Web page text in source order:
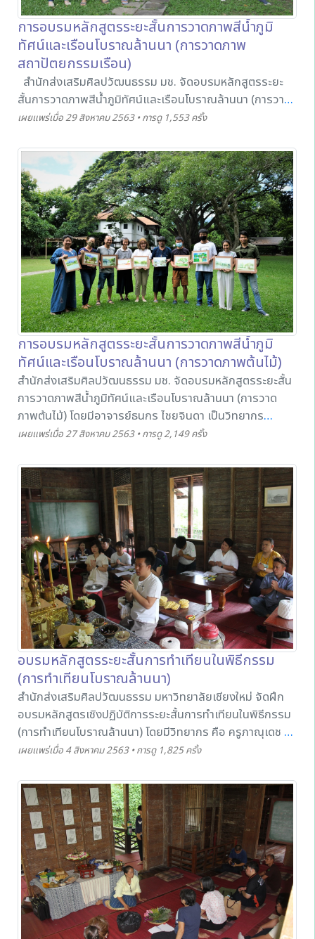
การอบรมหลักสูตรระยะสั้นการวาดภาพสีน้ำภูมิ
ทัศน์และเรือนโบราณล้านนา (การวาดภาพ
สถาปัตยกรรมเรือน)
สั้นการวาดภาพสีน้ำภูมิทัศน์และเรือนโบราณล้านนา (การวาด
ภาพสถาปัตยกรรมเรือน) โดยมีอาจารย์ธนกร ไชยจินดา เป็น
ของการวาดภาพสถาปัตยกรรมเรือนโดยใช้สีน้ำให้กับผู้เข้าร่วม
อบรมในโครงการดังกล่าว เพื่อให้ผู้เข้าร่วมอบรมนำความรู้ที่
ได้ไปต่อยอดด้านงานอดิเรก การเรียนการสอน และประยุกต์
ใช้ด้านอาชีพต่อไป ณ พิพิธภัณฑ์เรือนโบราณล้านนา สำนักส่ง
เสริมศิลปวัฒนธรรม มช. ในวันที่ 28 สิงหาคม 2563
เผยแพร่เมื่อ 29 สิงหาคม 2563 • การดู 1,553 ครั้ง
การอบรมหลักสูตรระยะสั้นการวาดภาพสีน้ำภูมิ
ทัศน์และเรือนโบราณล้านนา (การวาดภาพต้นไม้)
สำนักส่งเสริมศิลปวัฒนธรรม มช. จัดอบรมหลักสูตรระยะสั้น
การวาดภาพสีน้ำภูมิทัศน์และเรือนโบราณล้านนา (การวาด
ภาพต้นไม้) โดยมีอาจารย์ธนกร ไชยจินดา เป็นวิทยากร
ถ่ายทอดหลักการ เทคนิค การวาดภาพต้นไม้โดยใช้สีน้ำให้กับผู้
ความรู้ที่ได้ไปต่อยอดด้านงานอดิเรก การเรียนการสอน และ
ประยุกต์ใช้ด้านอาชีพต่อไป ณ พิพิธภัณฑ์เรือนโบราณล้านนา
สำนักส่งเสริมศิลปวัฒนธรรม มช. ในวันที่ 27 สิงหาคม 2563
เผยแพร่เมื่อ 27 สิงหาคม 2563 • การดู 2,149 ครั้ง
อบรมหลักสูตรระยะสั้นการทำเทียนในพิธีกรรม
(การทำเทียนโบราณล้านนา)
สำนักส่งเสริมศิลปวัฒนธรรม มหาวิทยาลัยเชียงใหม่ จัดฝึก
อบรมหลักสูตรเชิงปฏิบัติการระยะสั้นการทำเทียนในพิธีกรรม
(การทำเทียนโบราณล้านนา) โดยมีวิทยากร คือ ครูภาณุเดช อา
ภิชัย เป็นผู้ถ่ายทอดองค์ความรู้ ขั้นตอน และวิธีการทำเทียนใน
สนใจเข้าร่วมหลักสูตรดังกล่าว ในวันที่ 1 สิงหาคม 2563 ณ
เรือนทรงปั้นหยา (อนุสารสุนทร) พิพิธภัณฑ์เรือนโบราณล้าน
นา มช.
เผยแพร่เมื่อ 4 สิงหาคม 2563 • การดู 1,825 ครั้ง